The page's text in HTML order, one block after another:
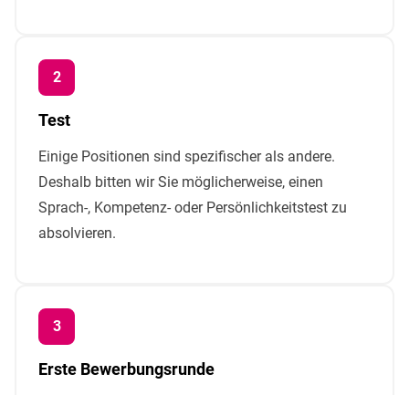
Test
Einige Positionen sind spezifischer als andere.
Deshalb bitten wir Sie möglicherweise, einen
Sprach-, Kompetenz- oder Persönlichkeitstest zu
absolvieren.
Erste Bewerbungsrunde